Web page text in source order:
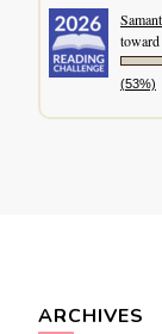
(53%)
ARCHIVES